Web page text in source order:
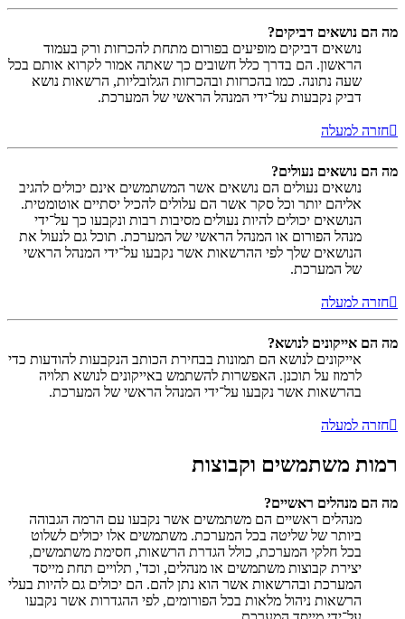
מה הם נושאים דביקים?
נושאים דביקים מופיעים בפורום מתחת להכרזות ורק בעמוד
הראשון. הם בדרך כלל חשובים כך שאתה אמור לקרוא אותם בכל
שעה נתונה. כמו בהכרזות ובהכרזות הגלובליות, הרשאות נושא
דביק נקבעות על־ידי המנהל הראשי של המערכת.
חזרה למעלה
מה הם נושאים נעולים?
נושאים נעולים הם נושאים אשר המשתמשים אינם יכולים להגיב
אליהם יותר וכל סקר אשר הם עלולים להכיל יסתיים אוטומטית.
הנושאים יכולים להיות נעולים מסיבות רבות ונקבעו כך על־ידי
מנהל הפורום או המנהל הראשי של המערכת. תוכל גם לנעול את
הנושאים שלך לפי ההרשאות אשר נקבעו על־ידי המנהל הראשי
של המערכת.
חזרה למעלה
מה הם אייקונים לנושא?
אייקונים לנושא הם תמונות בבחירת הכותב הנקבעות להודעות כדי
לרמוז על תוכנן. האפשרות להשתמש באייקונים לנושא תלויה
בהרשאות אשר נקבעו על־ידי המנהל הראשי של המערכת.
חזרה למעלה
רמות משתמשים וקבוצות
מה הם מנהלים ראשיים?
מנהלים ראשיים הם משתמשים אשר נקבעו עם הרמה הגבוהה
ביותר של שליטה בכל המערכת. משתמשים אלו יכולים לשלוט
בכל חלקי המערכת, כולל הגדרת הרשאות, חסימת משתמשים,
יצירת קבוצות משתמשים או מנהלים, וכד', תלויים תחת מייסד
המערכת ובהרשאות אשר הוא נתן להם. הם יכולים גם להיות בעלי
הרשאות ניהול מלאות בכל הפורומים, לפי ההגדרות אשר נקבעו